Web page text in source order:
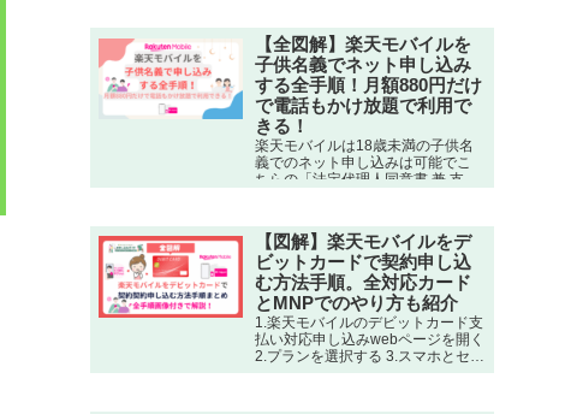
詳しくまとめました。 楽天モバイ
ルの契約申込みはネット申し…
【全図解】楽天モバイルを
子供名義でネット申し込み
する全手順！月額880円だけ
で電話もかけ放題で利用で
きる！
楽天モバイルは18歳未満の子供名
義でのネット申し込みは可能でこ
ちらの「法定代理人同意書 兼 支払
者の情報入力と支払い方法（親名
義のクレカ/口座でもOK）を入力す
れば子供名義で契約申し込みがで
きます。詳細＞＞
【図解】楽天モバイルをデ
ビットカードで契約申し込
む方法手順。全対応カード
とMNPでのやり方も紹介
1.楽天モバイルのデビットカード支
払い対応申し込みwebページを開く
2.プランを選択する 3.スマホとセッ
トかSIMカードのみかを選択する 4.